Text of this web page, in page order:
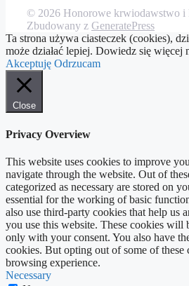
© 2026 Honorowe krwiodawstwo
Zbudowany z GeneratePress
Ta strona używa ciasteczek (cookies),
może działać lepiej. Dowiedz się więcej
Akceptuję Odrzucam
Close
Privacy Overview
This website uses cookies to improve
navigate through the website. Out of
categorized as necessary are stored on
essential for the working of basic
also use third-party cookies that help us
you use this website. These cookies will
only with your consent. You also have
cookies. But opting out of some of these
browsing experience.
Necessary